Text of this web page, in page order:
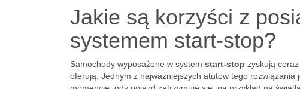
Jakie są korzyści z
systemem start-stop?
Samochody wyposażone w system start-stop zyskują
oferują. Jednym z najważniejszych atutów tego rozwiązania